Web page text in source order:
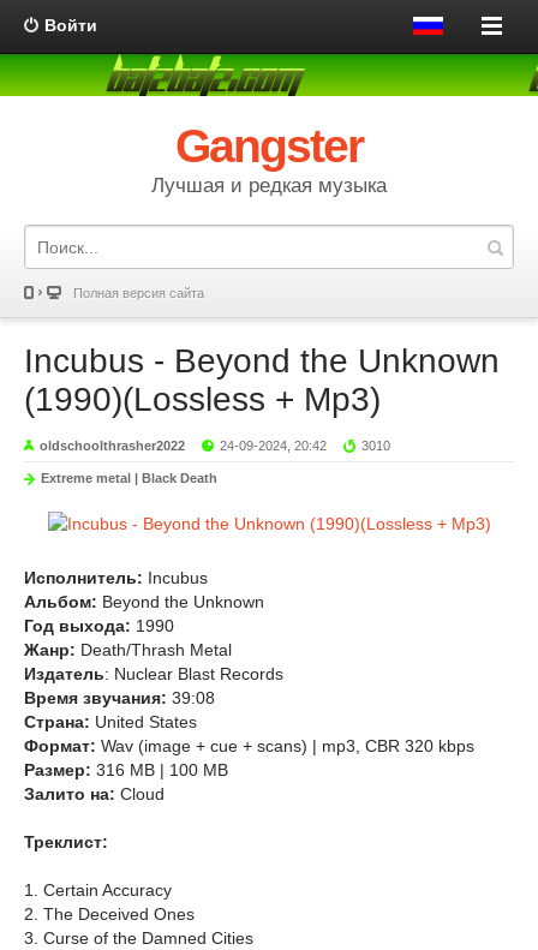
Войти
Gangster
Лучшая и редкая музыка
Полная версия сайта
Incubus - Beyond the Unknown
(1990)(Lossless + Mp3)
oldschoolthrasher2022 24-09-2024, 20:42 3010
Extreme metal | Black Death
Исполнитель: Incubus
Альбом: Beyond the Unknown
Год выхода: 1990
Жанр: Death/Thrash Metal
Издатель: Nuclear Blast Records
Время звучания: 39:08
Страна: United States
Формат: Wav (image + cue + scans) | mp3, CBR 320 kbps
Размер: 316 MB | 100 MB
Залито на: Сloud
Треклист:
1. Certain Accuracy
2. The Deceived Ones
3. Curse of the Damned Cities